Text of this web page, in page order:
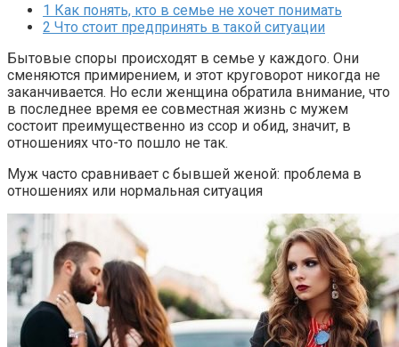
1 Как понять, кто в семье не хочет понимать
2 Что стоит предпринять в такой ситуации
Бытовые споры происходят в семье у каждого. Они
сменяются примирением, и этот круговорот никогда не
заканчивается. Но если женщина обратила внимание, что
в последнее время ее совместная жизнь с мужем
состоит преимущественно из ссор и обид, значит, в
отношениях что-то пошло не так.
Муж часто сравнивает с бывшей женой: проблема в
отношениях или нормальная ситуация